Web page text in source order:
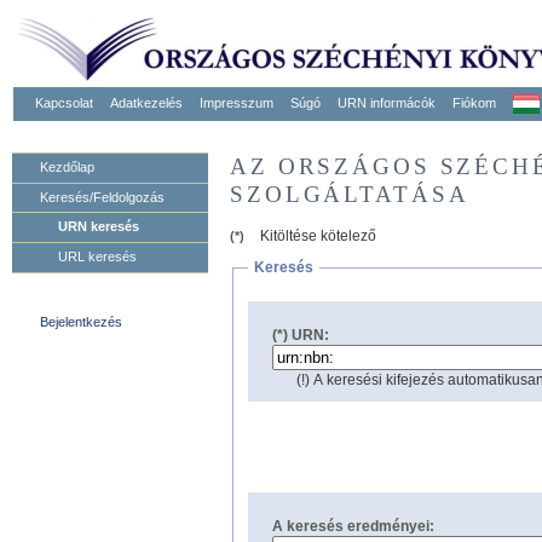
Kapcsolat Adatkezelés Impresszum Súgó URN informácók Fiókom
Kezdőlap
Keresés/Feldolgozás
URN keresés
URL keresés
Bejelentkezés
AZ ORSZÁGOS
SZOLGÁLTATÁSA
(*)
Kitöltése kötelező
Keresés
(*) URN:
(!) A keresési kifejezés
A keresés eredményei: